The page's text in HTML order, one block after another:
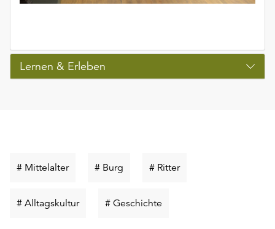
Lernen & Erleben
# MittelalterSchlüsselwort
# Burg Schlüsselwort
# RitterSchlüsselwort
# AlltagskulturSchlüsselwort
# Geschichte